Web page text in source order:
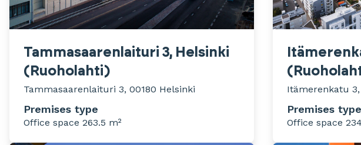
Tammasaarenlaituri 3, Helsinki
(Ruoholahti)
Tammasaarenlaituri 3, 00180 Helsinki
Premises type
Office space 263.5 m²
Itämerenkatu
Premises type
Office space